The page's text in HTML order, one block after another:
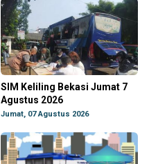
SIM Keliling Bekasi Jumat 7
Agustus 2026
Jumat, 07 Agustus 2026